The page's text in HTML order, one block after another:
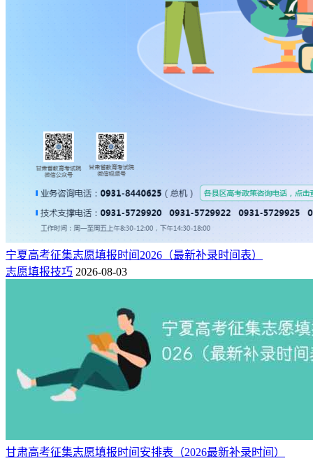
宁夏高考征集志愿填报时间2026（最新补录时间表）
志愿填报技巧 2026-08-03
甘肃高考征集志愿填报时间安排表（2026最新补录时间）